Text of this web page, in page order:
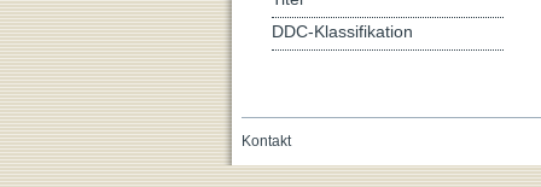
DDC-Klassifikation
Kontakt